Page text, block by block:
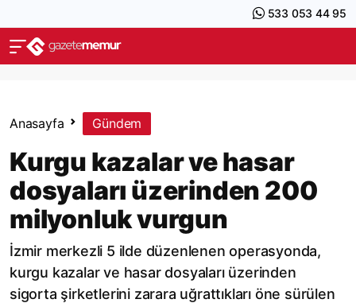
533 053 44 95
Anasayfa Gündem
Kurgu kazalar ve hasar
dosyaları üzerinden 200
milyonluk vurgun
İzmir merkezli 5 ilde düzenlenen operasyonda,
kurgu kazalar ve hasar dosyaları üzerinden
sigorta şirketlerini zarara uğrattıkları öne sürülen